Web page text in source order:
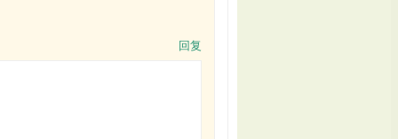
回复